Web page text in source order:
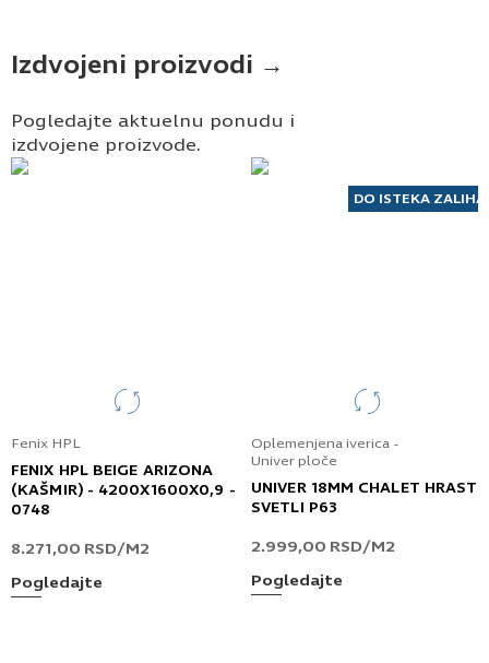
Izdvojeni proizvodi →
Pogledajte aktuelnu ponudu i
izdvojene proizvode.
Fenix HPL
FENIX HPL BEIGE ARIZONA
(KAŠMIR) - 4200X1600X0,9 -
0748
8.271,00 RSD/M2
Pogledajte
DO ISTEKA ZALIHA
Oplemenjena iverica -
Univer ploče
UNIVER 18MM CHALET HRAST
SVETLI P63
2.999,00 RSD/M2
Pogledajte